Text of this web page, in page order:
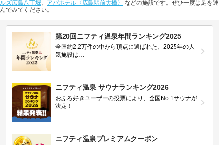
ルズ広島八丁堀、 アパホテル〈広島駅前大橋〉
などの施設です。ぜひ一度は足を運
んでみてください。
第20回ニフティ温泉年間ランキング2025
全国約2.2万件の中から頂点に選ばれた、2025年の人
気施設は…
ニフティ温泉 サウナランキング2026
おふろ好きユーザーの投票により、全国No.1サウナが
決定！
ニフティ温泉プレミアムクーポン